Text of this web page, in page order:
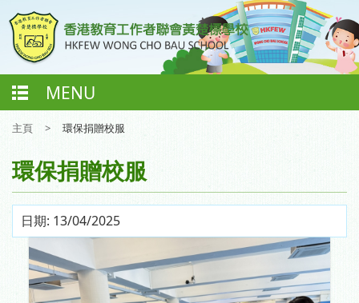
MENU
主頁 > 環保捐贈校服
環保捐贈校服
日期: 13/04/2025